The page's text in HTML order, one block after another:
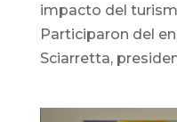
impacto del
Participaron del
Sciarretta,